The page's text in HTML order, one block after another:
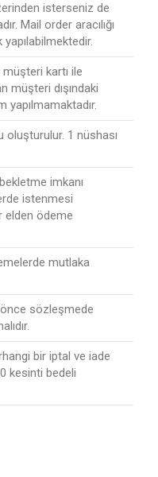
isterseniz de
Mail order aracılığı
kartı ile
müşteri dışındaki
yapılmamaktadır.
1 nüshası
imkanı
istenmesi
elden ödeme
mutlaka
sözleşmede
bir iptal ve iade
kesinti bedeli